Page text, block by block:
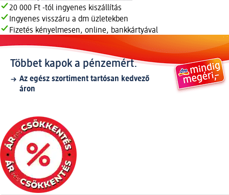
20 000 Ft -tól ingyenes kiszállítás
Ingyenes visszáru a dm üzletekben
Fizetés kényelmesen, online, bankkártyával
Többet kapok a pénzemért.
Az egész szortiment tartósan kedvező
áron